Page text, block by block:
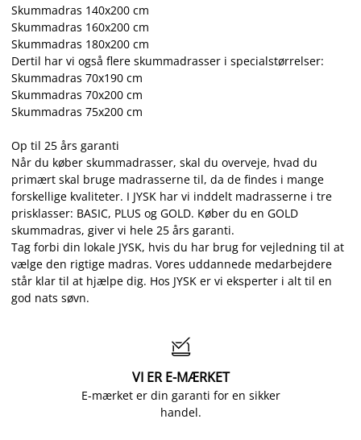
Skummadras 140x200 cm
Skummadras 160x200 cm
Skummadras 180x200 cm
Dertil har vi også flere skummadrasser i specialstørrelser:
Skummadras 70x190 cm
Skummadras 70x200 cm
Skummadras 75x200 cm
Op til 25 års garanti
Når du køber skummadrasser, skal du overveje, hvad du
primært skal bruge madrasserne til, da de findes i mange
forskellige kvaliteter. I JYSK har vi inddelt madrasserne i tre
prisklasser: BASIC, PLUS og GOLD. Køber du en GOLD
skummadras, giver vi hele 25 års garanti.
Tag forbi din lokale JYSK, hvis du har brug for vejledning til at
vælge den rigtige madras. Vores uddannede medarbejdere
står klar til at hjælpe dig. Hos JYSK er vi eksperter i alt til en
god nats søvn.

VI ER E-MÆRKET
E-mærket er din garanti for en sikker
handel.